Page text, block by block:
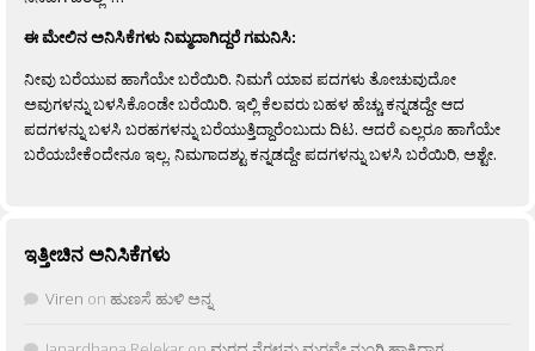
ಈ ಮೇಲಿನ ಅನಿಸಿಕೆಗಳು ನಿಮ್ಮದಾಗಿದ್ದರೆ ಗಮನಿಸಿ:
ನೀವು ಬರೆಯುವ ಹಾಗೆಯೇ ಬರೆಯಿರಿ. ನಿಮಗೆ ಯಾವ ಪದಗಳು ತೋಚುವುದೋ
ಅವುಗಳನ್ನು ಬಳಸಿಕೊಂಡೇ ಬರೆಯಿರಿ. ಇಲ್ಲಿ ಕೆಲವರು ಬಹಳ ಹೆಚ್ಚು ಕನ್ನಡದ್ದೇ ಆದ
ಪದಗಳನ್ನು ಬಳಸಿ ಬರಹಗಳನ್ನು ಬರೆಯುತ್ತಿದ್ದಾರೆಂಬುದು ದಿಟ. ಆದರೆ ಎಲ್ಲರೂ ಹಾಗೆಯೇ
ಬರೆಯಬೇಕೆಂದೇನೂ ಇಲ್ಲ. ನಿಮಗಾದಶ್ಟು ಕನ್ನಡದ್ದೇ ಪದಗಳನ್ನು ಬಳಸಿ ಬರೆಯಿರಿ, ಅಶ್ಟೇ.
ಇತ್ತೀಚಿನ ಅನಿಸಿಕೆಗಳು
Viren on ಹುಣಸೆ ಹುಳಿ ಅನ್ನ